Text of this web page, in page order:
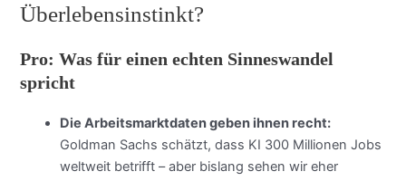
Überlebensinstinkt?
Pro: Was für einen echten Sinneswandel
spricht
Die Arbeitsmarktdaten geben ihnen recht:
Goldman Sachs schätzt, dass KI 300 Millionen Jobs
weltweit betrifft – aber bislang sehen wir eher